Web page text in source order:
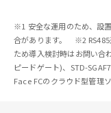
※1 安全な運用のため、設
合があります。 ※2 RS485
ため導入検討時はお問い
ピードゲート)、STD-
Face FCのクラウド型管理